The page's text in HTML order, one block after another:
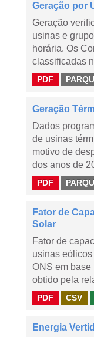
Geração por
Geração
usinas e
horária. Os
classificadas
PDF
Geração
Dados
de usinas
motivo de
dos anos de
PDF
Fator de
Solar
Fator de
usinas
ONS em base
obtido pela
PDF CSV
Energia